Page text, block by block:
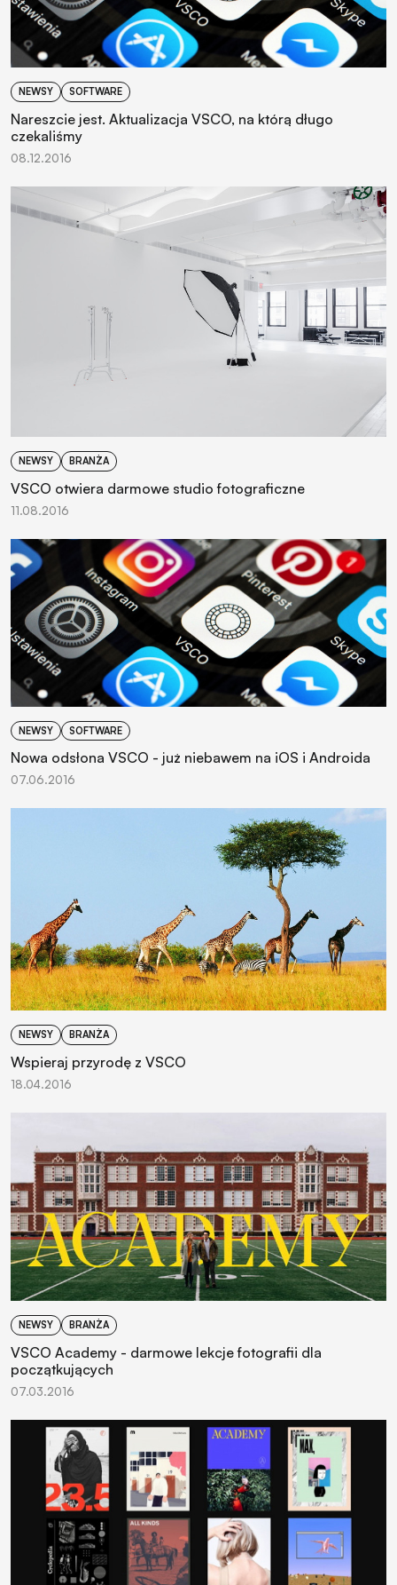
NEWSY SOFTWARE
Nareszcie jest. Aktualizacja VSCO, na którą długo
czekaliśmy
08.12.2016
NEWSY BRANŻA
VSCO otwiera darmowe studio fotograficzne
11.08.2016
NEWSY SOFTWARE
Nowa odsłona VSCO - już niebawem na iOS i Androida
07.06.2016
NEWSY BRANŻA
Wspieraj przyrodę z VSCO
18.04.2016
NEWSY BRANŻA
VSCO Academy - darmowe lekcje fotografii dla
początkujących
07.03.2016